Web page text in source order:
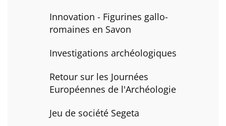
Innovation - Figurines gallo-
romaines en Savon
Investigations archéologiques
Retour sur les Journées
Européennes de l'Archéologie
Jeu de société Segeta